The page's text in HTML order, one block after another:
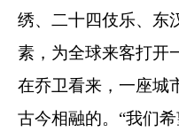
绣、二十四伎乐、东
素，为全球来客打开
在乔卫看来，一座城
古今相融的。“我们